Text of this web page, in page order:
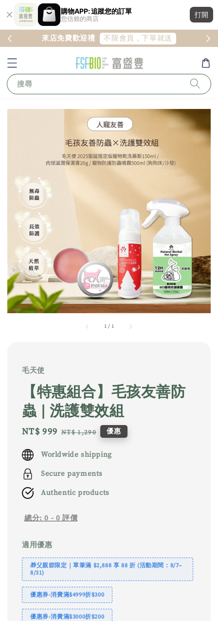
購物APP: 追蹤您的訂單
您信賴的商店
打開
冊 來店免費歡迎禮 不限會員，下單就送
搜尋
1 / 1
毛天使
【特惠組合】毛孩友善防
蟲 | 洗護雙效組
Sale
NT$ 999 Regular
NT$ 1,290 優惠
Worldwide shipping
Secure payments
Authentic products
總分:0 - 0 評價
適用優惠
🎁父親節限定｜單筆滿 $2,888 享 88 折 (活動期間：8/7–
8/31)
優惠券-消費滿$4999折$300
優惠券-消費滿$3000折$200